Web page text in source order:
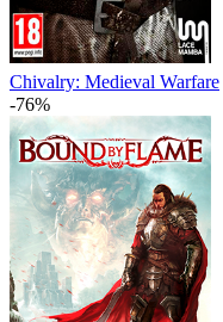
Chivalry: Medieval Warfare
-76%